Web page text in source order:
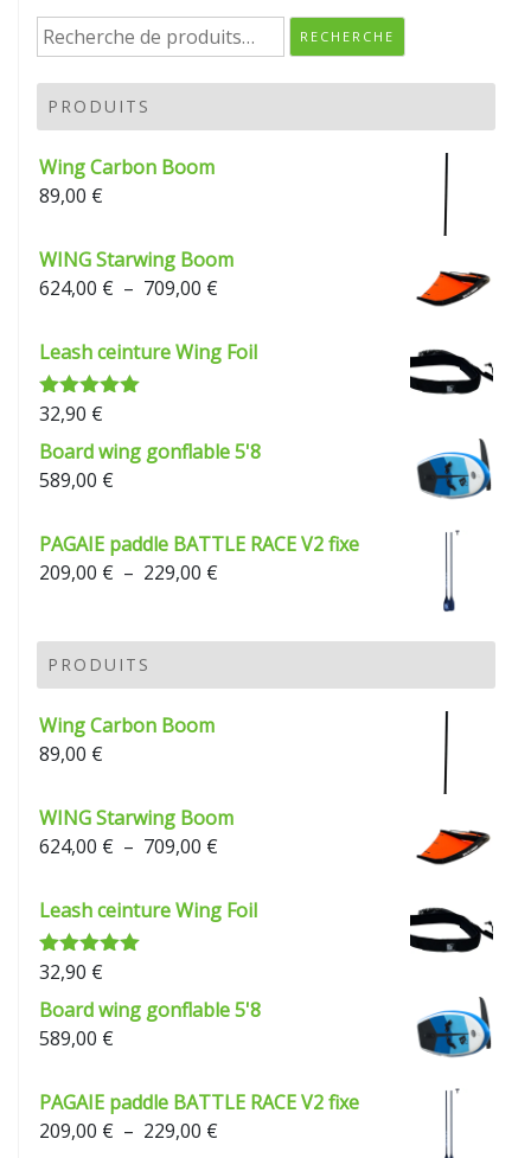
Recherche
pour :
RECHERCHE
PRODUITS
Wing Carbon Boom
89,00 €
WING Starwing Boom
624,00 € – 709,00 €
prix :
624,00 €
Leash ceinture Wing Foil
Note 5.00
32,90 €
Board wing gonflable 5'8
589,00 €
PAGAIE paddle BATTLE RACE V2 fixe
209,00 € – 229,00 €
à
PRODUITS
Wing Carbon Boom
89,00 €
WING Starwing Boom
624,00 € – 709,00 €
prix :
624,00 €
Leash ceinture Wing Foil
Note 5.00
32,90 €
Board wing gonflable 5'8
589,00 €
PAGAIE paddle BATTLE RACE V2 fixe
209,00 € – 229,00 €